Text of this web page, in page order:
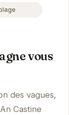
vous
des vagues,
Castine